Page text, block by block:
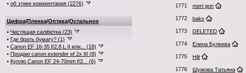
• об этике комментария (2276)
Цифра/Пленка/Оптика/Остальное
• Чистящая салфетка (23)
• Где брать бумагу? (1)
• Canon EF 16-35 f/2.8 L II или... (18)
• Продаю canon extender ef 2x III (8)
• Куплю Canon EF 24-70mm f/2... (6)
1771 mert gon
1772 baks
1773 DELETED
1774 Елена Булеева
1775 Hilt
1776 Шумова Татьяна